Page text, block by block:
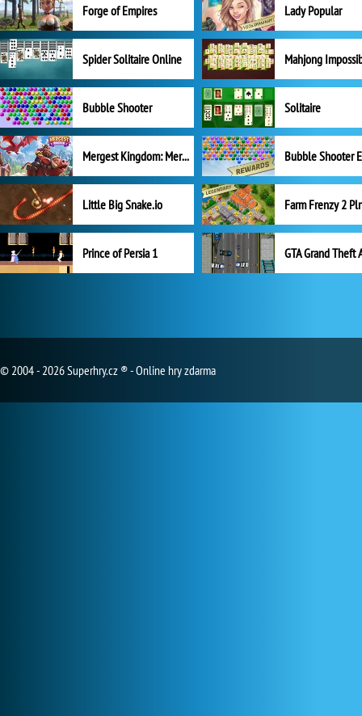
Forge of Empires Lady Popular
Spider Solitaire Online Mahjong
Bubble Shooter Solitaire
Mergest Kingdom: Merge Puzzle
Little Big Snake.io
Prince of Persia 1 GTA Grand Theft
© 2004 - 2026 Superhry.cz ® - Online hry zdarma